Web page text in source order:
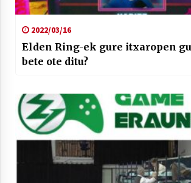
2022/03/16
Elden Ring-ek gure itxaropen
bete ote ditu?